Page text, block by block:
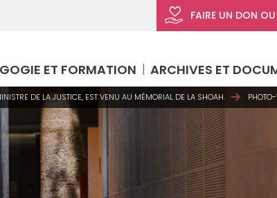
FAIRE UN DON OU
ET FORMATION ARCHIVES ET
DE LA JUSTICE, EST VENU AU MÉMORIAL DE LA SHOAH.